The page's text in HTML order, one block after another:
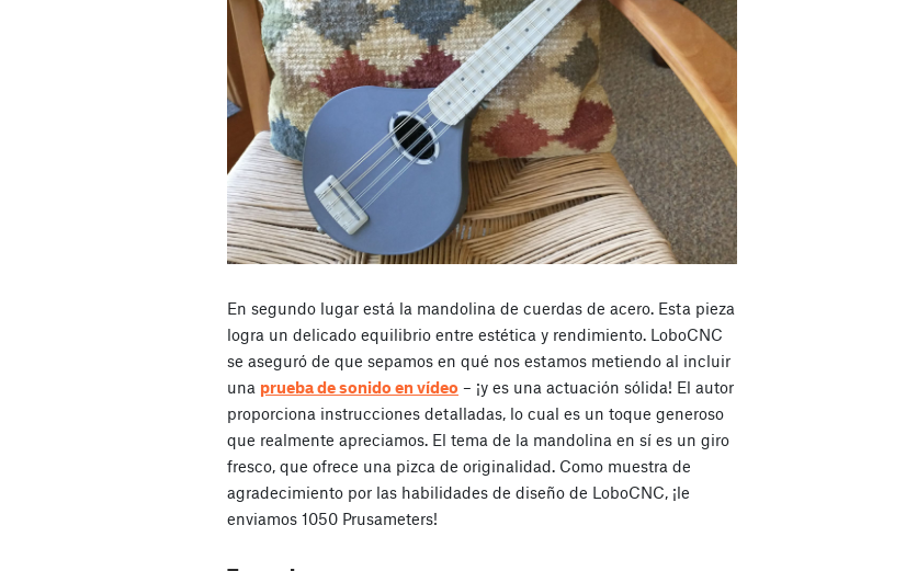
En segundo lugar está la mandolina de cuerdas de acero. Esta pieza
logra un delicado equilibrio entre estética y rendimiento. LoboCNC
se aseguró de que sepamos en qué nos estamos metiendo al incluir
una prueba de sonido en vídeo – ¡y es una actuación sólida! El autor
proporciona instrucciones detalladas, lo cual es un toque generoso
que realmente apreciamos. El tema de la mandolina en sí es un giro
fresco, que ofrece una pizca de originalidad. Como muestra de
agradecimiento por las habilidades de diseño de LoboCNC, ¡le
enviamos 1050 Prusameters!